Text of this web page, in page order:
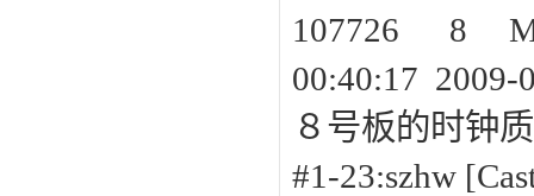
107726 8
00:40:17
８号板的时钟
#1-